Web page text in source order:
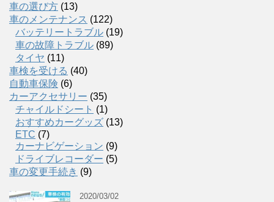
車の選び方 (13)
車のメンテナンス (122)
バッテリートラブル (19)
車の故障トラブル (89)
タイヤ (11)
車検を受ける (40)
自動車保険 (6)
カーアクセサリー (35)
チャイルドシート (1)
おすすめカーグッズ (13)
ETC (7)
カーナビゲーション (9)
ドライブレコーダー (5)
車の変更手続き (9)
2020/03/02